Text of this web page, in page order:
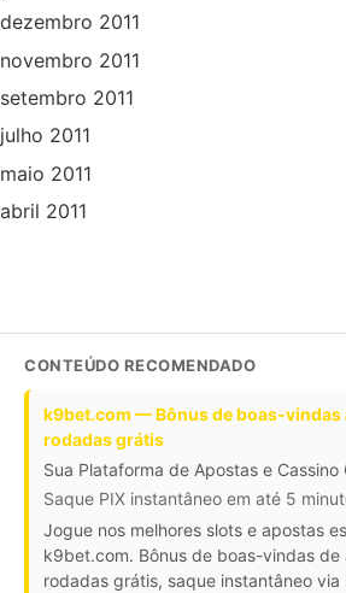
dezembro 2011
novembro 2011
setembro 2011
julho 2011
maio 2011
abril 2011
CONTEÚDO RECOMENDADO
k9bet.com — Bônus de boas-vindas
rodadas grátis
Sua Plataforma de Apostas e Cassino
Saque PIX instantâneo em até 5
Jogue nos melhores slots e apostas
k9bet.com. Bônus de boas-vindas
rodadas grátis, saque instantâneo via